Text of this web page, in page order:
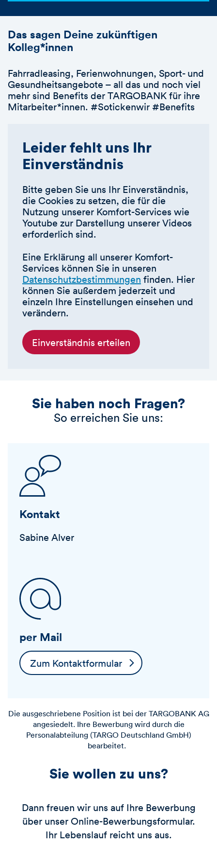
Das sagen Deine zukünftigen
Kolleg*innen
Fahrradleasing, Ferienwohnungen, Sport- und
Gesundheitsangebote – all das und noch viel
mehr sind Benefits der TARGOBANK für ihre
Mitarbeiter*innen. #Sotickenwir #Benefits
Leider fehlt uns Ihr
Einverständnis
Bitte geben Sie uns Ihr Einverständnis,
die Cookies zu setzen, die für die
Nutzung unserer Komfort-Services wie
Youtube zur Darstellung unserer Videos
erforderlich sind.
Eine Erklärung all unserer Komfort-
Services können Sie in unseren
Datenschutzbestimmungen finden. Hier
können Sie außerdem jederzeit und
einzeln Ihre Einstellungen einsehen und
verändern.
Einverständnis erteilen
Sie haben noch Fragen?
So erreichen Sie uns:
Kontakt
Sabine Alver
per Mail
Zum Kontaktformular
Die ausgeschriebene Position ist bei der TARGOBANK AG
angesiedelt. Ihre Bewerbung wird durch die
Personalabteilung (TARGO Deutschland GmbH)
bearbeitet.
Sie wollen zu uns?
Dann freuen wir uns auf Ihre Bewerbung
über unser Online-Bewerbungsformular.
Ihr Lebenslauf reicht uns aus.